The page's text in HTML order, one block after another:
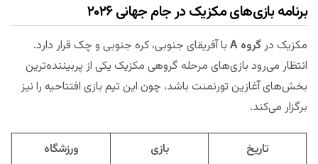
برنامه بازی‌های مکزیک در جام جهانی ۲۰۲۶
مکزیک در گروه A
با آفریقای جنوبی، کره جنوبی و چک قرار دارد.
انتظار می‌رود بازی‌های مرحله گروهی مکزیک یکی از پربیننده‌ترین
بخش‌های آغازین تورنمنت باشد، چون این تیم بازی افتتاحیه را نیز
برگزار می‌کند.
تاریخ بازی ورزشگاه